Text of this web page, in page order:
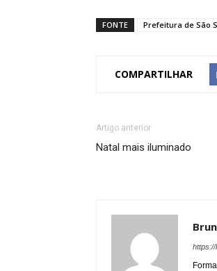
FONTE Prefeitura de São
COMPARTILHAR
Artigo anterior
Natal mais iluminado
https://